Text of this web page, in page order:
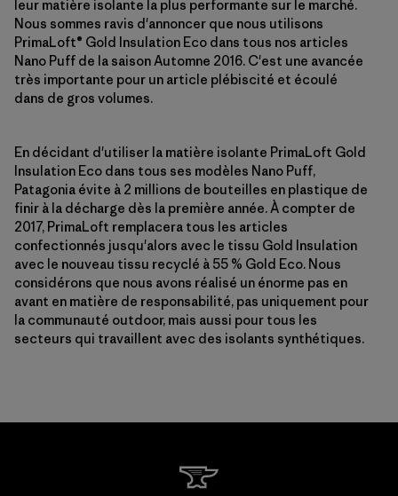
leur matière isolante la plus performante sur le marché.
Nous sommes ravis d'annoncer que nous utilisons
PrimaLoft® Gold Insulation Eco dans tous nos articles
Nano Puff de la saison Automne 2016. C'est une avancée
très importante pour un article plébiscité et écoulé
dans de gros volumes.
En décidant d'utiliser la matière isolante PrimaLoft Gold
Insulation Eco dans tous ses modèles Nano Puff,
Patagonia évite à 2 millions de bouteilles en plastique de
finir à la décharge dès la première année. À compter de
2017, PrimaLoft remplacera tous les articles
confectionnés jusqu'alors avec le tissu Gold Insulation
avec le nouveau tissu recyclé à 55 % Gold Eco. Nous
considérons que nous avons réalisé un énorme pas en
avant en matière de responsabilité, pas uniquement pour
la communauté outdoor, mais aussi pour tous les
secteurs qui travaillent avec des isolants synthétiques.